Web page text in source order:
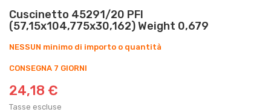
Cuscinetto 45291/20 PFI
(57,15x104,775x30,162) Weight 0,679
NESSUN minimo di importo o quantità
CONSEGNA 7 GIORNI
24,18 €
Tasse escluse